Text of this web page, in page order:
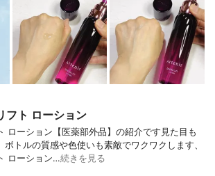
フト ローション
ローション【医薬部外品】の紹介です見た目も
ボトルの質感や色使いも素敵でワクワクします、
ローション…続きを見る